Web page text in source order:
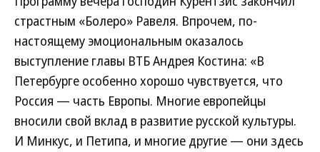
страстным «Болеро» Равеля. Впрочем, по-
настоящему эмоциональным оказалось
выступление главы ВТБ Андрея Костина: «В
Петербурге особенно хорошо чувствуется, что
Россия — часть Европы. Многие европейцы
вносили свой вклад в развитие русской культуры.
И Минкус, и Петипа, и многие другие — они здесь